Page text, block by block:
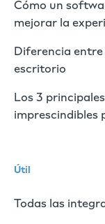
Cómo un
mejorar la
Diferencia
escritorio
Los 3
imprescindibles
Útil
Todas las